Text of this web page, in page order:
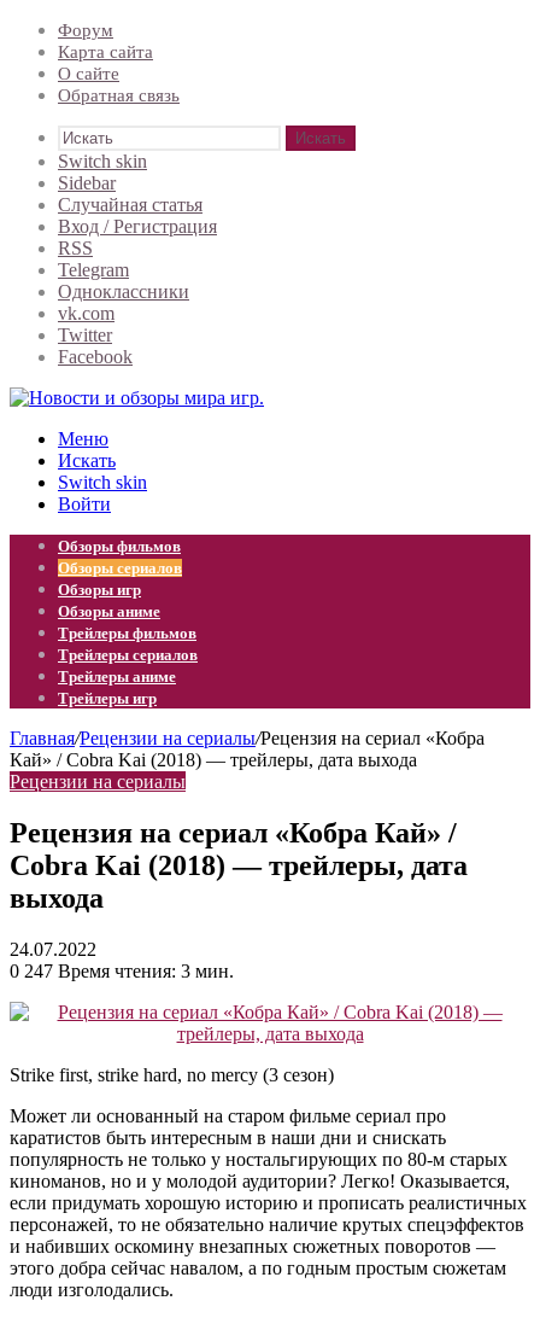
Форум
Карта сайта
О сайте
Обратная связь
Искать
Switch skin
Sidebar
Случайная статья
Вход / Регистрация
RSS
Telegram
Одноклассники
vk.com
Twitter
Facebook
Меню
Искать
Switch skin
Войти
Обзоры фильмов
Обзоры сериалов
Обзоры игр
Обзоры аниме
Трейлеры фильмов
Трейлеры сериалов
Трейлеры аниме
Трейлеры игр
Главная/Рецензии на сериалы/Рецензия на сериал «Кобра
Кай» / Cobra Kai (2018) — трейлеры, дата выхода
Рецензии на сериалы
Рецензия на сериал «Кобра Кай» /
Cobra Kai (2018) — трейлеры, дата
выхода
24.07.2022
0 247 Время чтения: 3 мин.
Strike first, strike hard, no mercy (3 сезон)
Может ли основанный на старом фильме сериал про
каратистов быть интересным в наши дни и снискать
популярность не только у ностальгирующих по 80-м старых
киноманов, но и у молодой аудитории? Легко! Оказывается,
если придумать хорошую историю и прописать реалистичных
персонажей, то не обязательно наличие крутых спецэффектов
и набивших оскомину внезапных сюжетных поворотов —
этого добра сейчас навалом, а по годным простым сюжетам
люди изголодались.